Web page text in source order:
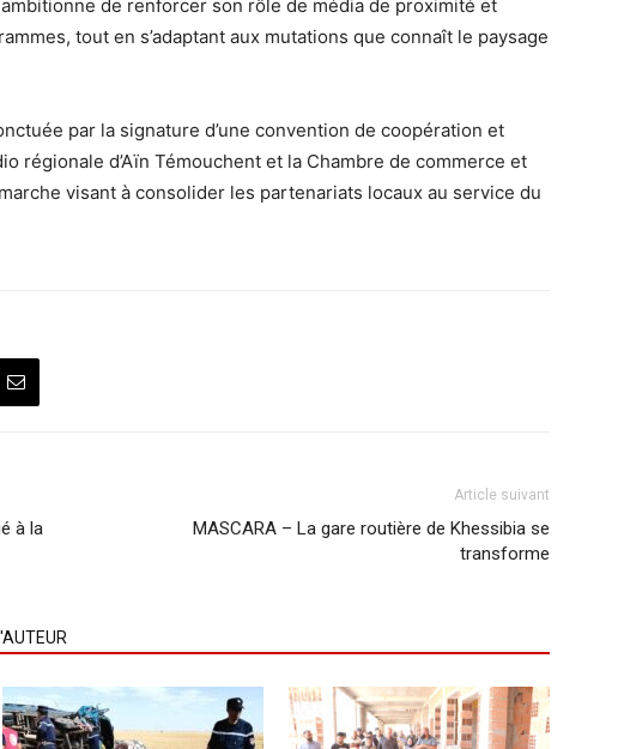
de renforcer son rôle de média de proximité et
tout en s’adaptant aux mutations que connaît le paysage
par la signature d’une convention de coopération et
régionale d’Aïn Témouchent et la Chambre de commerce et
visant à consolider les partenariats locaux au service du
à la
Article suivant
MASCARA – La gare routière de Khessibia se
transforme